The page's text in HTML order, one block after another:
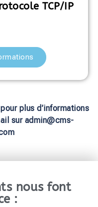
TCP/IP
plus d’informations
sur admin@cms-
nous font
: